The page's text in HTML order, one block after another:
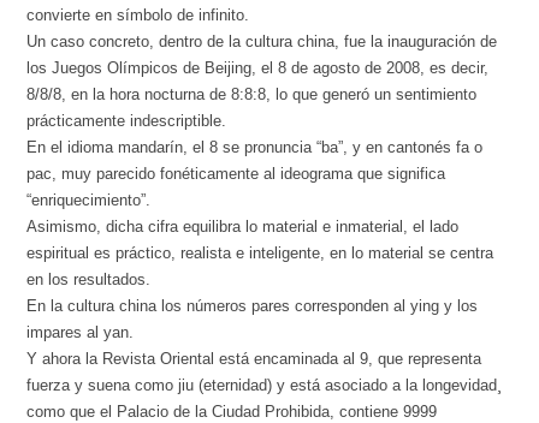
convierte en símbolo de infinito.
Un caso concreto, dentro de la cultura china, fue la inauguración de
los Juegos Olímpicos de Beijing, el 8 de agosto de 2008, es decir,
8/8/8, en la hora nocturna de 8:8:8, lo que generó un sentimiento
prácticamente indescriptible.
En el idioma mandarín, el 8 se pronuncia “ba”, y en cantonés fa o
pac, muy parecido fonéticamente al ideograma que significa
“enriquecimiento”.
Asimismo, dicha cifra equilibra lo material e inmaterial, el lado
espiritual es práctico, realista e inteligente, en lo material se centra
en los resultados.
En la cultura china los números pares corresponden al ying y los
impares al yan.
Y ahora la Revista Oriental está encaminada al 9, que representa
fuerza y suena como jiu (eternidad) y está asociado a la longevidad¸
como que el Palacio de la Ciudad Prohibida, contiene 9999